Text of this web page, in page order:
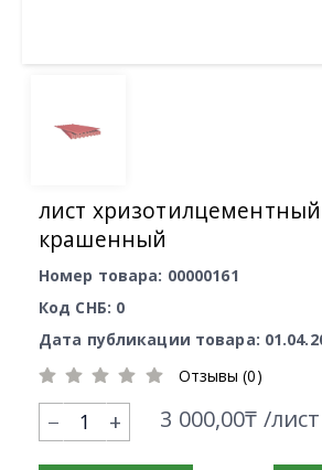
лист
крашенный
Номер товара: 00000161
Код СНБ: 0
Дата публикации товара:
Отзывы (0)
+ 3 000,00₸ /лист